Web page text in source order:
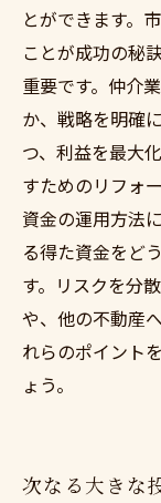
とができます。
ことが成功の秘
重要です。仲介
か、戦略を明確
つ、利益を最大
すためのリフォ
資金の運用方法
る得た資金をど
す。リスクを分
や、他の不動産
れらのポイント
ょう。
次なる大きな